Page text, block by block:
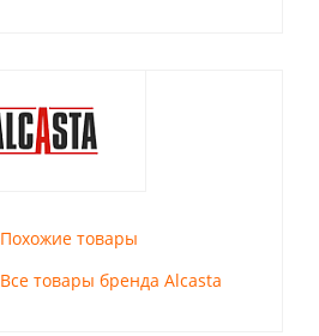
Похожие товары
Все товары бренда Alcasta